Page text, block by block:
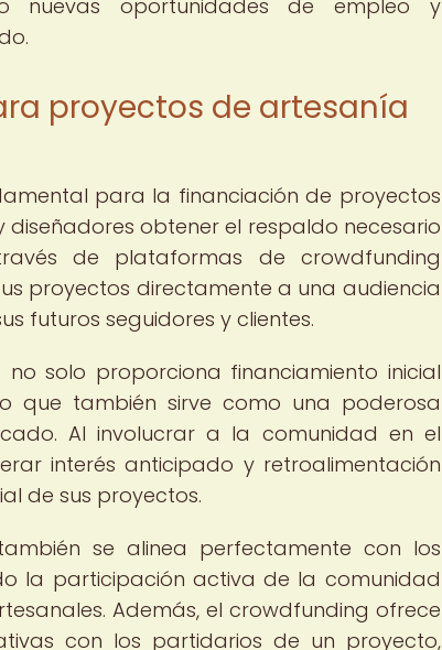
nuevas oportunidades de empleo y
proyectos de artesanía
para la financiación de proyectos
obtener el respaldo necesario
de plataformas de crowdfunding
proyectos directamente a una audiencia
futuros seguidores y clientes.
solo proporciona financiamiento inicial
que también sirve como una poderosa
Al involucrar a la comunidad en el
interés anticipado y retroalimentación
de sus proyectos.
se alinea perfectamente con los
la participación activa de la comunidad
Además, el crowdfunding ofrece
con los partidarios de un proyecto,